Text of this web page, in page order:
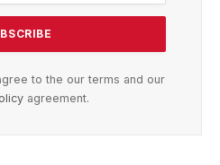
to the our terms and our
agreement.